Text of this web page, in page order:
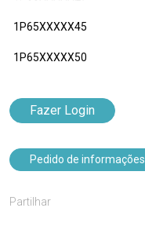
1P65XXXXX45
1P65XXXXX50
Fazer Login
Pedido de informações
Partilhar